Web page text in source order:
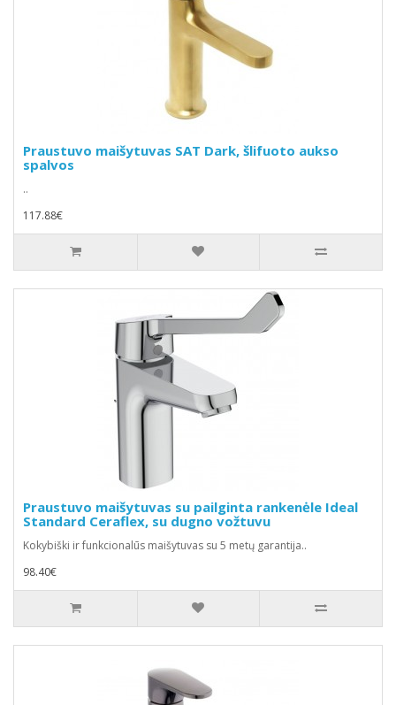
Praustuvo maišytuvas SAT Dark, šlifuoto aukso
spalvos
..
117.88€
Praustuvo maišytuvas su pailginta rankenėle Ideal
Standard Ceraflex, su dugno vožtuvu
Kokybiški ir funkcionalūs maišytuvas su 5 metų garantija..
98.40€